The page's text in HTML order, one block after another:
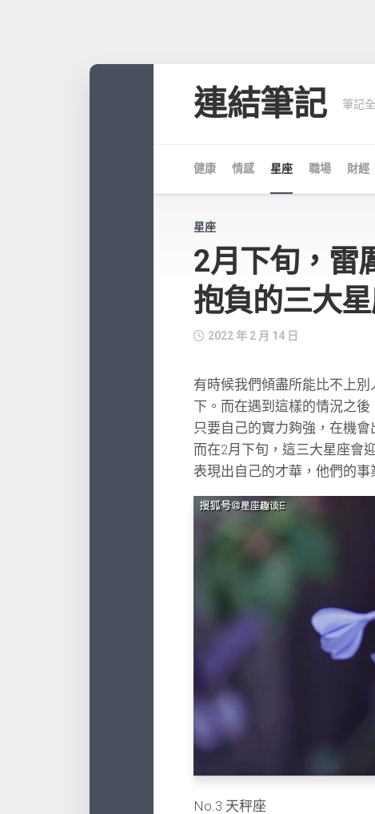
連結筆記 筆記
健康 情感 星座 職場 財經
星座
2月下旬，雷
抱負的三大
2022 年 2 月 14 日
有時候我們傾盡所能比不上
下。而在遇到這樣的情況之
只要自己的實力夠強，在機
而在2月下旬，這三大星座會
表現出自己的才華，他們的
No.3 天秤座